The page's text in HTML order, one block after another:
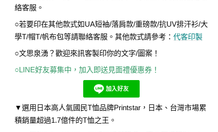
絡客服。
○若要印在其他款式如UA短袖/落肩款/重磅款/抗UV排汗衫/大
學T/帽T/帆布包等請聯絡客服。其他款式請參考： 代客印製
○文思泉湧？歡迎來訊客製印你的文字/圖案！
○LINE好友募集中，加入即送見面禮優惠券！
▼選用日本高人氣國民T恤品牌Printstar，日本、台灣市場累
積銷量超過1.7億件的T恤之王。